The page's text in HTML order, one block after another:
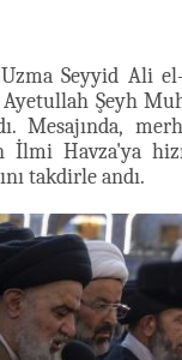
Seyyid Ali
Şeyh
Mesajında,
İlmi Havza'ya
takdirle andı.